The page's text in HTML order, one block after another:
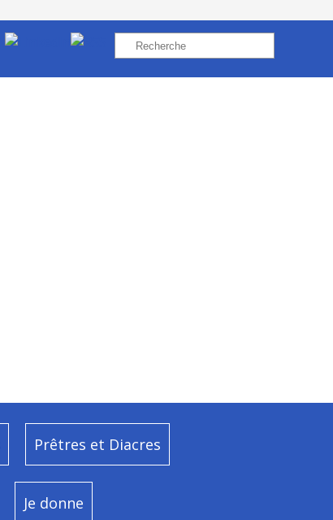
Prêtres et Diacres
Je donne